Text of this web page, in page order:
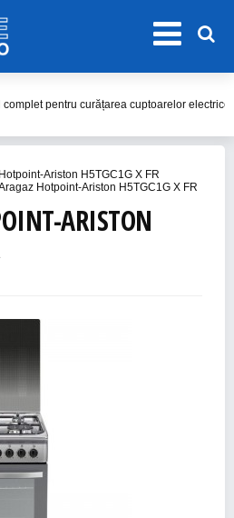
complet pentru curățarea cuptoarelor
Modele de Aragaz cu Cuptor Electric în 2023
Modele de Plită cu Inducție
Ariston H5TGC1G X FR
Hotpoint-Ariston H5TGC1G X FR
ARISTON